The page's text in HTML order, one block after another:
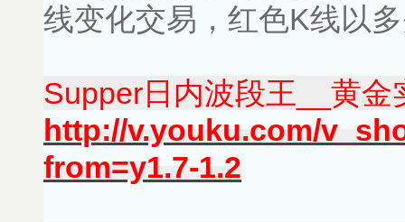
线变化交易，红色K线以
Supper日内波段王__黄
http://v.youku.com/
from=y1.7-1.2